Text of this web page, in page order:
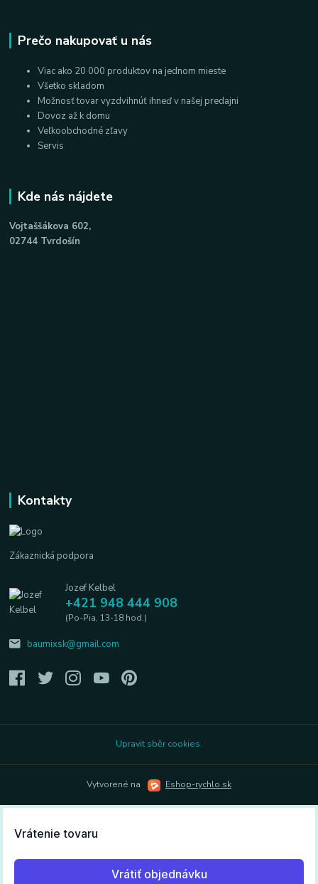
Prečo nakupovať u nás
Viac ako 20 000 produktov na jednom mieste
Všetko skladom
Možnosť tovar vyzdvihnúť ihneď v našej predajni
Dovoz až k domu
Veľkoobchodné zľavy
Servis
Kde nás nájdete
Vojtaššákova 602,
02744 Tvrdošín
Kontakty
Zákaznická podpora
Jozef Kelbel
+421 948 444 908
(Po-Pia, 13-18 hod.)
baumixsk@gmail.com
Upravit sběr cookies.
Vytvorené na Eshop-rychlo.sk